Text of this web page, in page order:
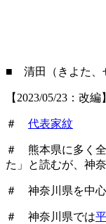
■ 清田（きよた、
【2023/05/23：改編】
＃ 代表家紋
＃ 熊本県に多く
た」と読むが、神
＃ 神奈川県を中心
＃ 神奈川県では